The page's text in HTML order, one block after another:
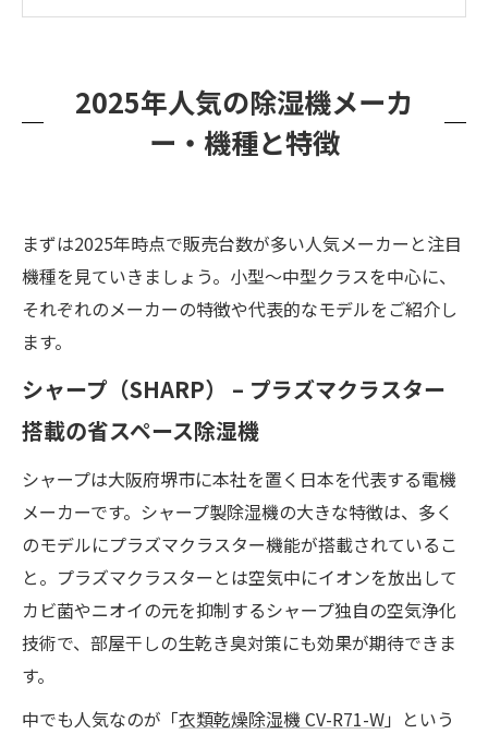
因と対策
カビはなぜ再発する？一度生えたら繰り返す原
スターズ福岡のご提案
おわりに
2025年人気の除湿機メーカ
ー・機種と特徴
まずは2025年時点で販売台数が多い人気メーカーと注目
機種を見ていきましょう。小型～中型クラスを中心に、
それぞれのメーカーの特徴や代表的なモデルをご紹介し
ます。
シャープ（SHARP） – プラズマクラスター
搭載の省スペース除湿機
シャープは大阪府堺市に本社を置く日本を代表する電機
メーカーです。シャープ製除湿機の大きな特徴は、多く
のモデルにプラズマクラスター機能が搭載されているこ
と。プラズマクラスターとは空気中にイオンを放出して
カビ菌やニオイの元を抑制するシャープ独自の空気浄化
技術で、部屋干しの生乾き臭対策にも効果が期待できま
す。
中でも人気なのが「衣類乾燥除湿機 CV-R71-W」という